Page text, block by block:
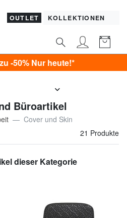
OUTLET KOLLEKTIONEN
heute!*
Büroartikel
Cover und Skin
21 Produkte
dieser Kategorie